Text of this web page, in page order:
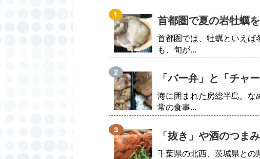
首都圏で夏の岩牡蠣
首都圏では、牡蠣といえば
も、旬が...
「バー弁」と「チ
海に囲まれた房総半島。な
常の食事...
「抜き」や酒のつ
千葉県の北西、茨城県との